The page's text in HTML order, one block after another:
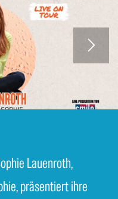
1 2
Lauenroth,
präsentiert ihre